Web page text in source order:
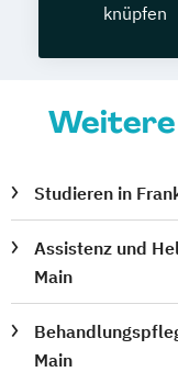
knüpfen
Studieren in
Assistenz und
Main
Main